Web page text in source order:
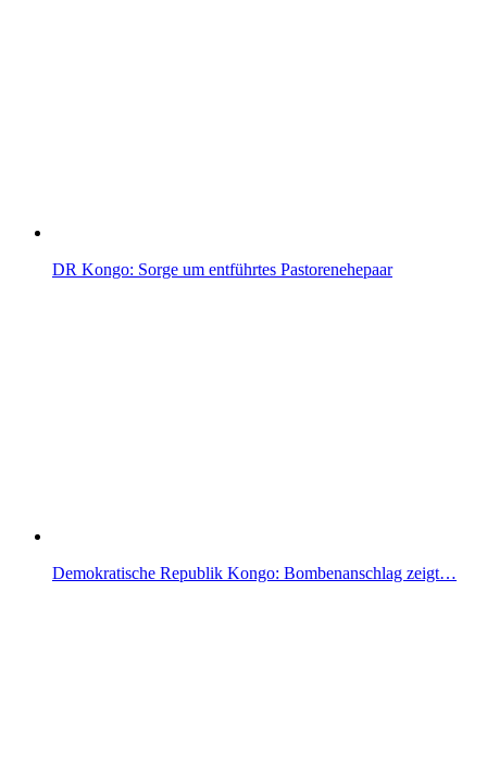
DR Kongo: Sorge um entführtes Pastorenehepaar
Demokratische Republik Kongo: Bombenanschlag zeigt…